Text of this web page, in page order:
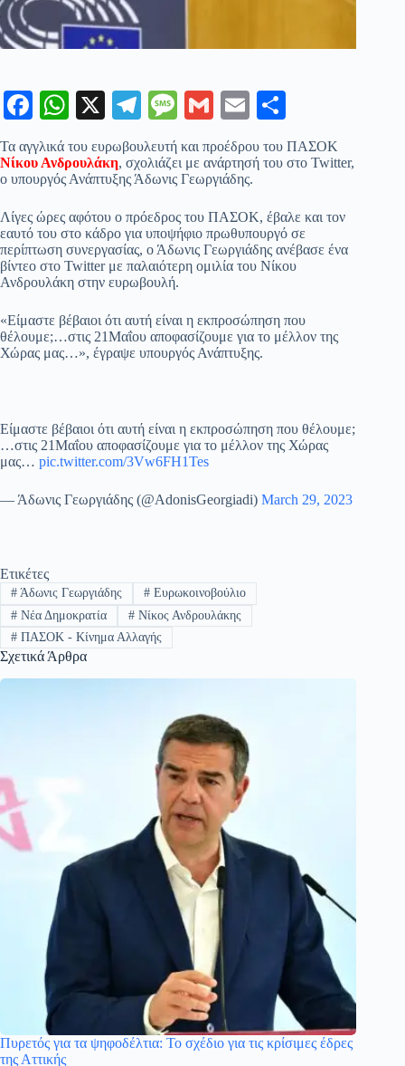
Fa
ce
bo
ok
W
ts
A
pp
X
Te
le
gr
a
m
M
sa
ge
G
m
ail
E
ail
οι
ρ
στ
εί
τε
Τα αγγλικά του ευρωβουλευτή και προέδρου του ΠΑΣΟΚ
Νίκου Ανδρουλάκη, σχολιάζει με ανάρτησή του στο Twitter,
ο υπουργός Ανάπτυξης Άδωνις Γεωργιάδης.
Λίγες ώρες αφότου ο πρόεδρος του ΠΑΣΟΚ, έβαλε και τον
εαυτό του στο κάδρο για υποψήφιο πρωθυπουργό σε
περίπτωση συνεργασίας, ο Άδωνις Γεωργιάδης ανέβασε ένα
βίντεο στο Twitter με παλαιότερη ομιλία του Νίκου
Ανδρουλάκη στην ευρωβουλή.
«Είμαστε βέβαιοι ότι αυτή είναι η εκπροσώπηση που
θέλουμε;…στις 21Μαΐου αποφασίζουμε για το μέλλον της
Χώρας μας…», έγραψε υπουργός Ανάπτυξης.
Είμαστε βέβαιοι ότι αυτή είναι η εκπροσώπηση που θέλουμε;
…στις 21Μαΐου αποφασίζουμε για το μέλλον της Χώρας
μας… pic.twitter.com/3Vw6FH1Tes
— Άδωνις Γεωργιάδης (@AdonisGeorgiadi) March 29, 2023
Ετικέτες
#Άδωνις Γεωργιάδης #Ευρωκοινοβούλιο
#Νέα Δημοκρατία #Νίκος Ανδρουλάκης
#ΠΑΣΟΚ - Κίνημα Αλλαγής
Σχετικά Άρθρα
Πυρετός για τα ψηφοδέλτια: Το σχέδιο για τις κρίσιμες έδρες
της Αττικής